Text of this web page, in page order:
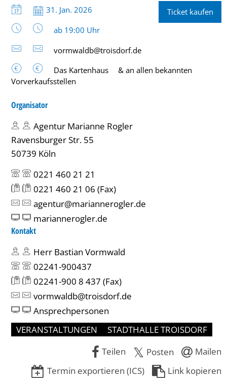
Datum:
31. Jan. 2026
Uhrzeit:
ab 19:00 Uhr
vormwaldb@troisdorf.de
Das Kartenhaus
& an allen bekannten
Vorverkaufsstellen
Ticket kaufen
Organisator
Agentur Marianne Rogler
Ravensburger Str. 55
50739 Köln
0221 460 21 21
0221 460 21 06 (Fax)
agentur@mariannerogler.de
mariannerogler.de
Kontakt
Herr Bastian Vormwald
02241-900437
02241-900 8 437 (Fax)
vormwaldb@troisdorf.de
Ansprechpersonen
VERANSTALTUNGEN
STADTHALLE TROISDORF
Teilen
Posten
Mailen
Termin exportieren (ICS)
Link kopieren